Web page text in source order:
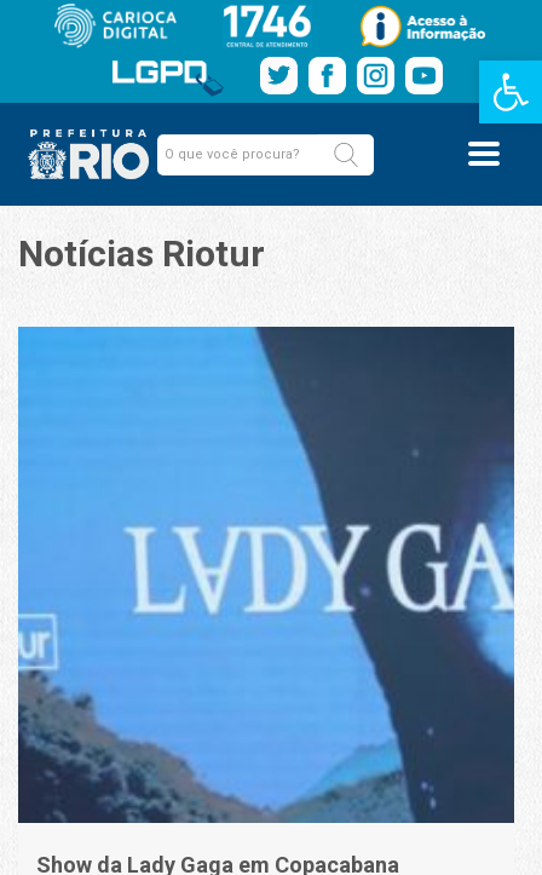
Barra de
Notícias Riotur
Show da Lady Gaga em Copacabana